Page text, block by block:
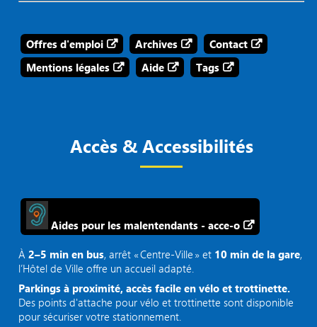
Offres d'emploi Archives
Contact
Mentions légales
Aide Tags
Accès & Accessibilités
Aides pour les malentendants - acce-o
À2–5 min en bus, arrêt « Centre‑Ville » et 10 min de la gare,
l’Hôtel de Ville offre un accueil adapté.
Parkings à proximité, accès facile en vélo et trottinette.
Des points d'attache pour vélo et trottinette sont disponible
pour sécuriser votre stationnement.